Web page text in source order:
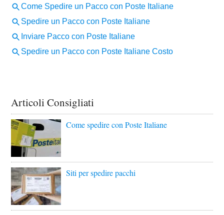
Articoli Consigliati
Come spedire con Poste Italiane
Siti per spedire pacchi